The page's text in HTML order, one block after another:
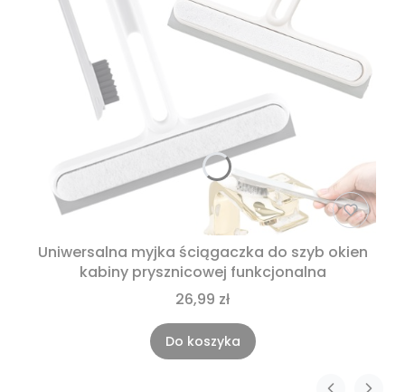
Uniwersalna myjka ściągaczka do szyb okien
kabiny prysznicowej funkcjonalna
26,99 zł
Do koszyka